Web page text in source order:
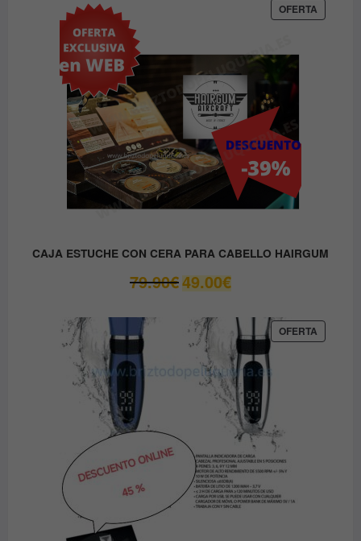
OFERTA
EN
CAJA ESTUCHE CON CERA PARA CABELLO HAIRGUM
79.90€ El
precio
era:
79.90€.
49.00€El
precio
es:
49.00€.
OFERTA
EN